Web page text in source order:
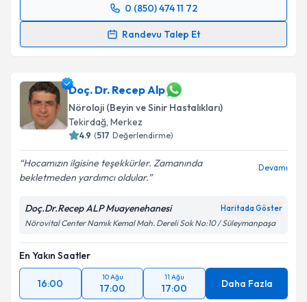
kapsamda işlenmesini kabul ediyorum.
Takvim Talebini Gönder
0 (850) 474 11 72
Randevu Talep Et
Randevu Takvimi Talebi
takvim hazırlandığında e-posta ile bilgilendireceğiz.
E-posta Adresiniz
Kişisel verilerimin işlenmesine ilişkin
kapsamda işlenmesini kabul ediyorum.
Doç. Dr. Recep Alp
Nöroloji (Beyin ve Sinir Hastalıkları)
Tekirdağ, Merkez
4.9 (517 Değerlendirme)
Hocamızın ilgisine teşekkürler. Zamanında
bekletmeden yardımcı oldular.
Devamı
Doç.Dr.Recep ALP Muayenehanesi Haritada Göster
Nörovital Center Namık Kemal Mah. Dereli Sok No:10 / Süleymanpaşa
En Yakın Saatler
16:00
10 Ağu
17:00
11 Ağu
17:00 Daha Fazla